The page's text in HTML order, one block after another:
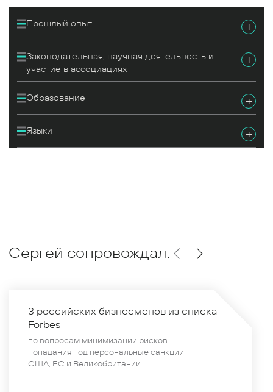
Прошлый опыт +
Законодательная, научная деятельность и
участие в ассоциациях
+
Образование +
Языки +
Сергей сопровождал:
3 российских бизнесменов из списка
Forbes
по вопросам минимизации рисков
попадания под персональные санкции
США, ЕС и Великобритании